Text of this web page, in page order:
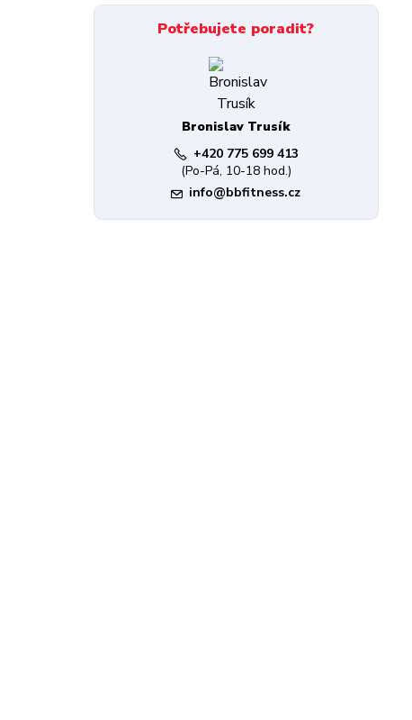
Potřebujete poradit?
Bronislav Trusík
+420 775 699 413
(Po-Pá, 10-18 hod.)
info@bbfitness.cz